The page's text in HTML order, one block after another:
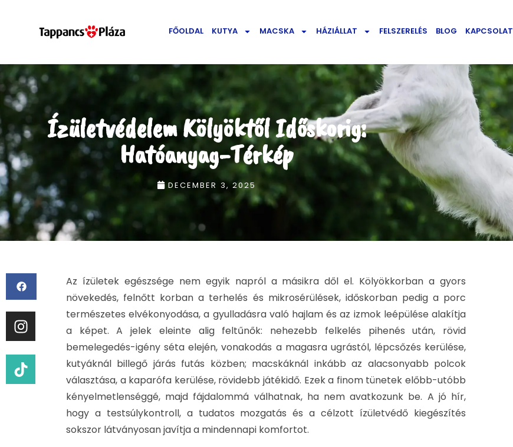
FŐOLDAL KUTYA MACSKA HÁZIÁLLAT FELSZERELÉS BLOG KAPCSOLAT
Ízületvédelem Kölyöktől Időskorig:
Hatóanyag-Térkép
DECEMBER 3, 2025
Az ízületek egészsége nem egyik napról a másikra dől el. Kölyökkorban a gyors
növekedés, felnőtt korban a terhelés és mikrosérülések, időskorban pedig a porc
természetes elvékonyodása, a gyulladásra való hajlam és az izmok leépülése alakítja
a képet. A jelek eleinte alig feltűnők: nehezebb felkelés pihenés után, rövid
bemelegedés-igény séta elején, vonakodás a magasra ugrástól, lépcsőzés kerülése,
kutyáknál billegő járás futás közben; macskáknál inkább az alacsonyabb polcok
választása, a kaparófa kerülése, rövidebb játékidő. Ezek a finom tünetek előbb-utóbb
kényelmetlenséggé, majd fájdalommá válhatnak, ha nem avatkozunk be. A jó hír,
hogy a testsúlykontroll, a tudatos mozgatás és a célzott ízületvédő kiegészítés
sokszor látványosan javítja a mindennapi komfortot.